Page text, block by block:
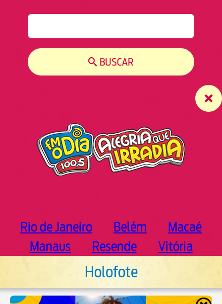
BUSCAR
Rio de Janeiro Belém
Macaé
Manaus
Resende Vitória
Holofote